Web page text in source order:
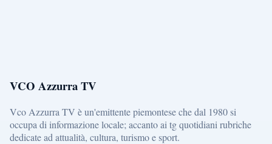
VCO Azzurra TV
Vco Azzurra TV è un'emittente piemontese che dal 1980 si
occupa di informazione locale; accanto ai tg quotidiani rubriche
dedicate ad attualità, cultura, turismo e sport.